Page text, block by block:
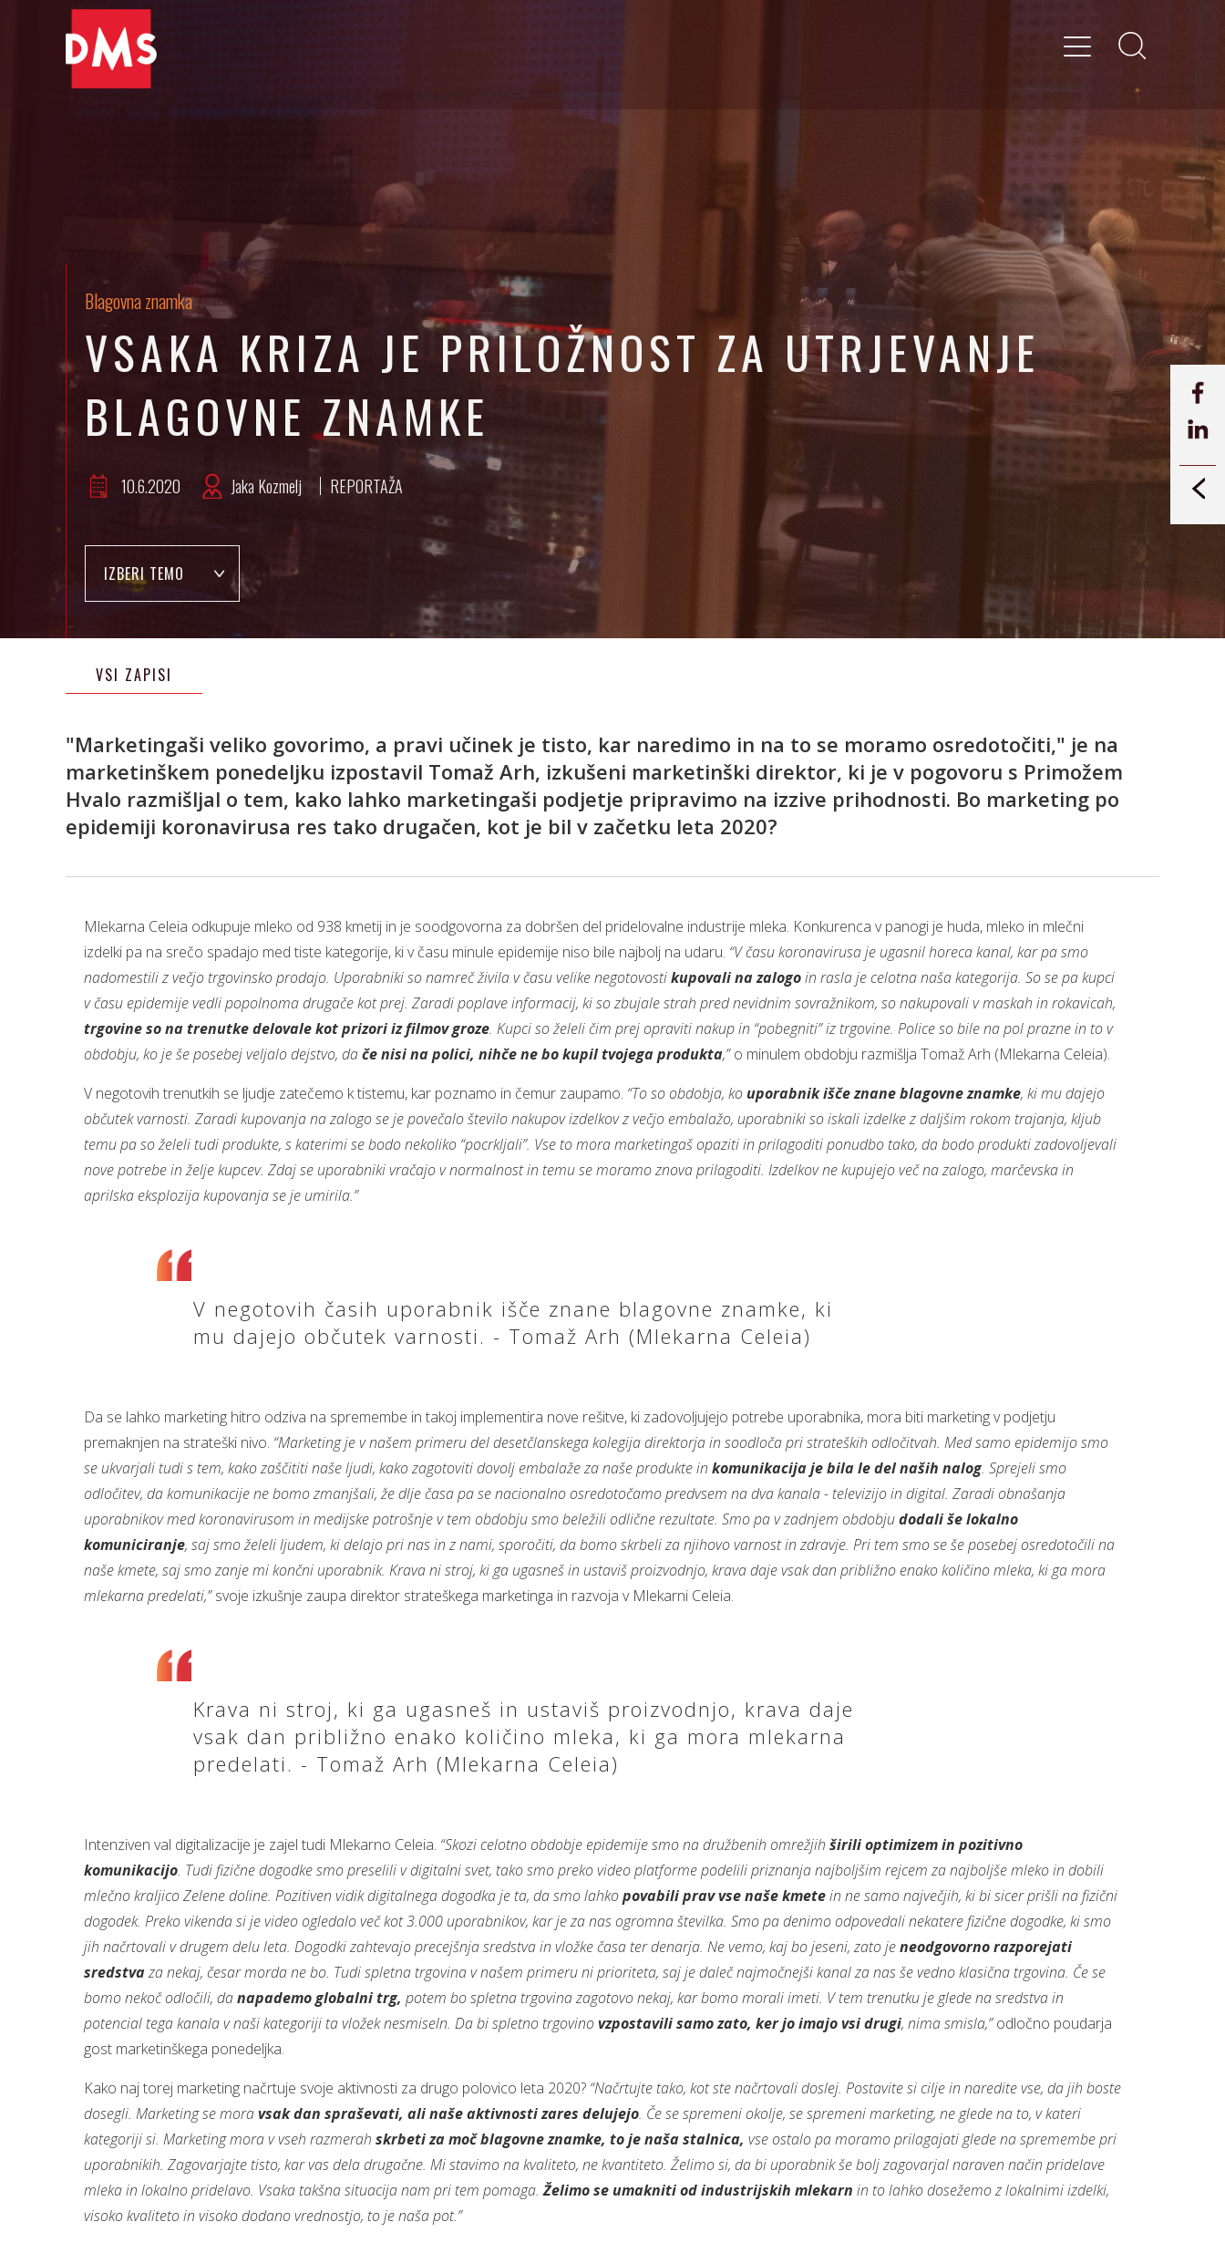
Blagovna znamka
VSAKA KRIZA JE PRILOŽNOST ZA UTRJEVANJE
BLAGOVNE ZNAMKE
10.6.2020 Jaka Kozmelj REPORTAŽA
IZBERI TEMO
VSI ZAPISI
"Marketingaši veliko govorimo, a pravi učinek je tisto, kar naredimo in na to se moramo osredotočiti," je na
marketinškem ponedeljku izpostavil Tomaž Arh, izkušeni marketinški direktor, ki je v pogovoru s Primožem
Hvalo razmišljal o tem, kako lahko marketingaši podjetje pripravimo na izzive prihodnosti. Bo marketing po
epidemiji koronavirusa res tako drugačen, kot je bil v začetku leta 2020?
Mlekarna Celeia odkupuje mleko od 938 kmetij in je soodgovorna za dobršen del pridelovalne industrije mleka. Konkurenca v panogi je huda, mleko in mlečni
izdelki pa na srečo spadajo med tiste kategorije, ki v času minule epidemije niso bile najbolj na udaru. “V času koronavirusa je ugasnil horeca kanal, kar pa smo
nadomestili z večjo trgovinsko prodajo. Uporabniki so namreč živila v času velike negotovostikupovali na zalogoin rasla je celotna naša kategorija. So se pa kupci
v času epidemije vedli popolnoma drugače kot prej. Zaradi poplave informacij, ki so zbujale strah pred nevidnim sovražnikom, so nakupovali v maskah in rokavicah,
trgovine so na trenutke delovale kot prizori iz filmov groze. Kupci so želeli čim prej opraviti nakup in “pobegniti” iz trgovine. Police so bile na pol prazne in to v
obdobju, ko je še posebej veljalo dejstvo, dače nisi na polici, nihče ne bo kupil tvojega produkta,”o minulem obdobju razmišlja Tomaž Arh (Mlekarna Celeia).
V negotovih trenutkih se ljudje zatečemo k tistemu, kar poznamo in čemur zaupamo. “To so obdobja, ko uporabnik išče znane blagovne znamke, ki mu dajejo
občutek varnosti. Zaradi kupovanja na zalogo se je povečalo število nakupov izdelkov z večjo embalažo, uporabniki so iskali izdelke z daljšim rokom trajanja, kljub
temu pa so želeli tudi produkte, s katerimi se bodo nekoliko “pocrkljali”. Vse to mora marketingaš opaziti in prilagoditi ponudbo tako, da bodo produkti zadovoljevali
nove potrebe in želje kupcev. Zdaj se uporabniki vračajo v normalnost in temu se moramo znova prilagoditi. Izdelkov ne kupujejo več na zalogo, marčevska in
aprilska eksplozija kupovanja se je umirila.”
V negotovih časih uporabnik išče znane blagovne znamke, ki
mu dajejo občutek varnosti. - Tomaž Arh (Mlekarna Celeia)
Da se lahko marketing hitro odziva na spremembe in takoj implementira nove rešitve, ki zadovoljujejo potrebe uporabnika, mora biti marketing v podjetju
premaknjen na strateški nivo. “Marketing je v našem primeru del desetčlanskega kolegija direktorja in soodloča pri strateških odločitvah. Med samo epidemijo smo
se ukvarjali tudi s tem, kako zaščititi naše ljudi, kako zagotoviti dovolj embalaže za naše produkte in komunikacija je bila le del naših nalog. Sprejeli smo
odločitev, da komunikacije ne bomo zmanjšali, že dlje časa pa se nacionalno osredotočamo predvsem na dva kanala - televizijo in digital. Zaradi obnašanja
uporabnikov med koronavirusom in medijske potrošnje v tem obdobju smo beležili odlične rezultate. Smo pa v zadnjem obdobjudodali še lokalno
komuniciranje, saj smo želeli ljudem, ki delajo pri nas in z nami, sporočiti, da bomo skrbeli za njihovo varnost in zdravje. Pri tem smo se še posebej osredotočili na
naše kmete, saj smo zanje mi končni uporabnik. Krava ni stroj, ki ga ugasneš in ustaviš proizvodnjo, krava daje vsak dan približno enako količino mleka, ki ga mora
mlekarna predelati,”svoje izkušnje zaupa direktor strateškega marketinga in razvoja v Mlekarni Celeia.
Krava ni stroj, ki ga ugasneš in ustaviš proizvodnjo, krava daje
vsak dan približno enako količino mleka, ki ga mora mlekarna
predelati. - Tomaž Arh (Mlekarna Celeia)
Intenziven val digitalizacije je zajel tudi Mlekarno Celeia. “Skozi celotno obdobje epidemije smo na družbenih omrežjih širili optimizem in pozitivno
komunikacijo. Tudi fizične dogodke smo preselili v digitalni svet, tako smo preko video platforme podelili priznanja najboljšim rejcem za najboljše mleko in dobili
mlečno kraljico Zelene doline. Pozitiven vidik digitalnega dogodka je ta, da smo lahkopovabili prav vse naše kmetein ne samo največjih, ki bi sicer prišli na fizični
dogodek. Preko vikenda si je video ogledalo več kot 3.000 uporabnikov, kar je za nas ogromna številka. Smo pa denimo odpovedali nekatere fizične dogodke, ki smo
jih načrtovali v drugem delu leta. Dogodki zahtevajo precejšnja sredstva in vložke časa ter denarja. Ne vemo, kaj bo jeseni, zato jeneodgovorno razporejati
sredstvaza nekaj, česar morda ne bo. Tudi spletna trgovina v našem primeru ni prioriteta, saj je daleč najmočnejši kanal za nas še vedno klasična trgovina. Če se
bomo nekoč odločili, danapademo globalni trg, potem bo spletna trgovina zagotovo nekaj, kar bomo morali imeti. V tem trenutku je glede na sredstva in
potencial tega kanala v naši kategoriji ta vložek nesmiseln. Da bi spletno trgovinovzpostavili samo zato, ker jo imajo vsi drugi, nima smisla,”odločno poudarja
gost marketinškega ponedeljka.
Kako naj torej marketing načrtuje svoje aktivnosti za drugo polovico leta 2020? “Načrtujte tako, kot ste načrtovali doslej. Postavite si cilje in naredite vse, da jih boste
dosegli. Marketing se moravsak dan spraševati, ali naše aktivnosti zares delujejo. Če se spremeni okolje, se spremeni marketing, ne glede na to, v kateri
kategoriji si. Marketing mora v vseh razmerah skrbeti za moč blagovne znamke, to je naša stalnica, vse ostalo pa moramo prilagajati glede na spremembe pri
uporabnikih. Zagovarjajte tisto, kar vas dela drugačne. Mi stavimo na kvaliteto, ne kvantiteto. Želimo si, da bi uporabnik še bolj zagovarjal naraven način pridelave
mleka in lokalno pridelavo. Vsaka takšna situacija nam pri tem pomaga.Želimo se umakniti od industrijskih mlekarn in to lahko dosežemo z lokalnimi izdelki,
visoko kvaliteto in visoko dodano vrednostjo, to je naša pot.”